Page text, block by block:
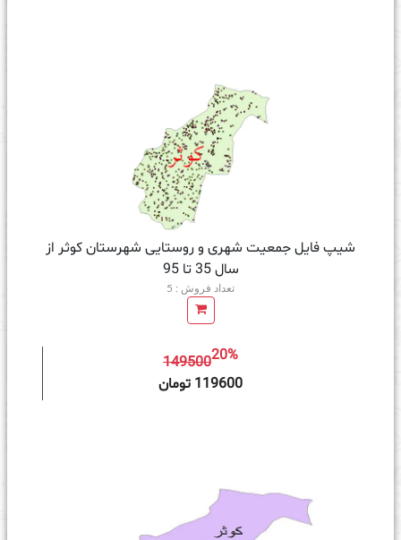
شیپ فایل جمعیت شهری و روستایی شهرستان کوثر از
سال 35 تا 95
تعداد فروش : 5
14950020%
119600 تومان